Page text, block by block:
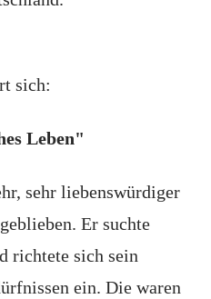
sich:
Leben"
sehr liebenswürdiger
Er suchte
richtete sich sein
ein. Die waren